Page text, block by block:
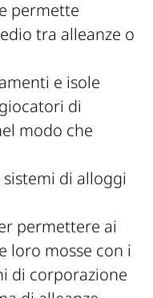
permette
tra alleanze o
e isole
di
modo che
di alloggi
permettere ai
loro mosse con i
di corporazione